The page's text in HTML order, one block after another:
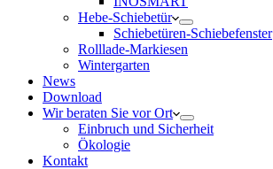
Hebe-Schiebetür
Schiebetüren-Schiebefenster
Rolllade-Markiesen
Wintergarten
News
Download
Wir beraten Sie vor Ort
Einbruch und Sicherheit
Ökologie
Kontakt